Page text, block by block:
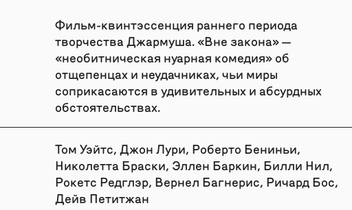
Фильм-квинтэссенция раннего периода
творчества Джармуша. «Вне закона» —
«необитническая нуарная комедия» об
отщепенцах и неудачниках, чьи миры
соприкасаются в удивительных и абсурдных
обстоятельствах.
Том Уэйтс, Джон Лури, Роберто Бениньи,
Николетта Браски, Эллен Баркин, Билли Нил,
Рокетс Редглэр, Вернел Багнерис, Ричард Бос,
Дейв Петитжан